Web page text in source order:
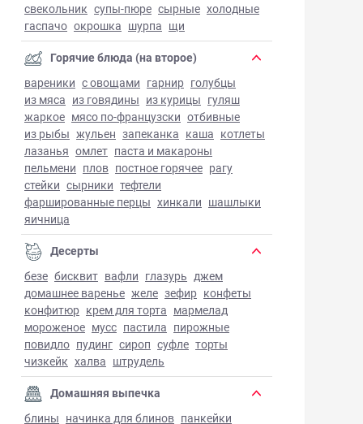
свекольник супы-пюре сырные холодные
гаспачо окрошка шурпа щи
Горячие блюда (на второе)
вареники с овощами гарнир голубцы
из мяса из говядины из курицы гуляш
жаркое мясо по-французски отбивные
из рыбы жульен запеканка каша котлеты
лазанья омлет паста и макароны
пельмени плов постное горячее рагу
стейки сырники тефтели
фаршированные перцы хинкали шашлыки
яичница
Десерты
безе бисквит вафли глазурь джем
домашнее варенье желе зефир конфеты
конфитюр крем для торта мармелад
мороженое мусс пастила пирожные
повидло пудинг сироп суфле торты
чизкейк халва штрудель
Домашняя выпечка
блины начинка для блинов панкейки